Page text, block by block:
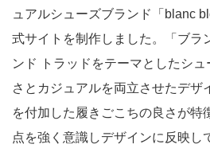
ュアルシューズブランド「blanc
式サイトを制作しました。「ブラ
ンド トラッドをテーマとしたシ
さとカジュアルを両立させたデザ
を付加した履きごこちの良さが特
点を強く意識しデザインに反映し